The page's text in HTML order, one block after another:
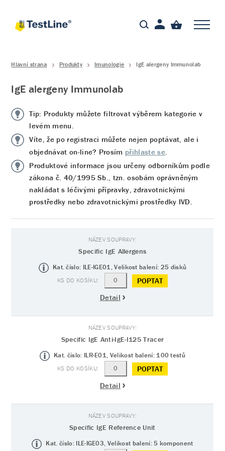
Hlavní strana Produkty Imunologie IgE alergeny Immunolab
IgE alergeny Immunolab
Tip: Produkty můžete filtrovat výběrem kategorie v
levém menu.
Víte, že po registraci můžete nejen poptávat, ale i
objednávat on-line? Prosím přihlaste se.
Produktové informace jsou určeny odborníkům podle
zákona č. 40/1995 Sb., tzn. osobám oprávněným
nakládat s léčivými přípravky, zdravotnickými
prostředky nebo zdravotnickými prostředky IVD.
Specific IgE Allergens
Kat. číslo: ILE-IGE01, Velikost balení: 25 disků
POPTAT
Detail
Specific IgE Anti-IgE-I125 Tracer
Kat. číslo: ILR-E01, Velikost balení: 100 testů
POPTAT
Detail
Specific IgE Reference Unit
Kat. číslo: ILE-IGE03, Velikost balení: 5 komponent